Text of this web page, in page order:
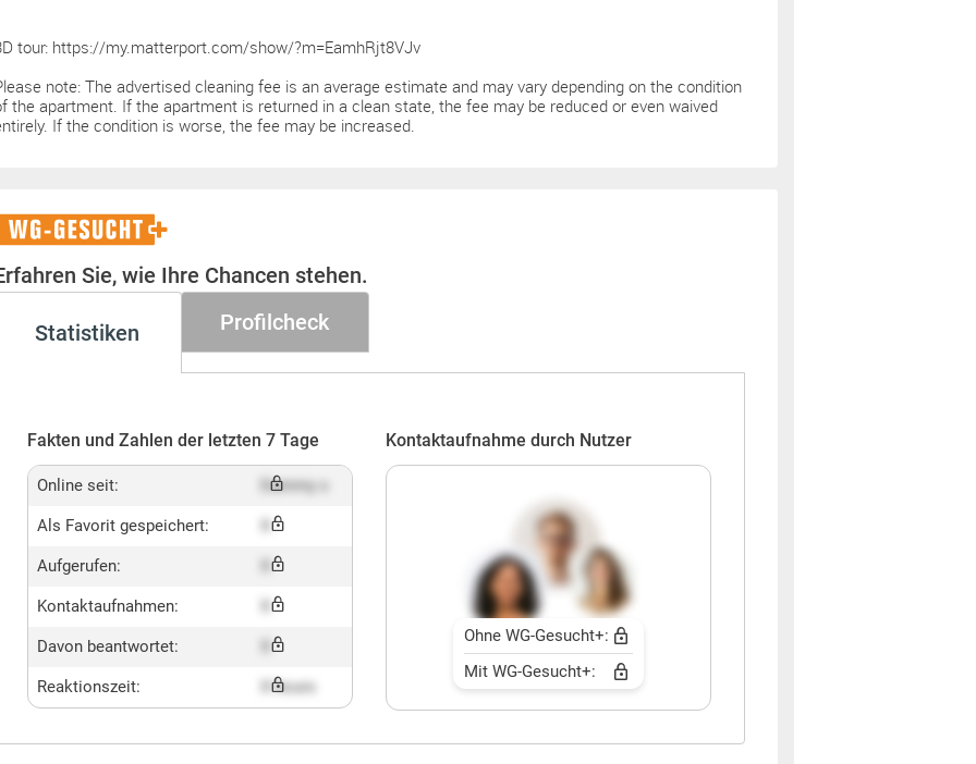
tour: https://my.matterport.com/show/?m=EamhRjt8VJv
note: The advertised cleaning fee is an average estimate and may vary depending on the condition
the apartment. If the apartment is returned in a clean state, the fee may be reduced or even waived
If the condition is worse, the fee may be increased.
Sie, wie Ihre Chancen stehen.
Statistiken Profilcheck
Fakten und Zahlen der letzten 7 Tage
Online seit: Dummy x
Als Favorit gespeichert:
Aufgerufen:
Kontaktaufnahmen:
Davon beantwortet:
Reaktionszeit: X hours
Kontaktaufnahme durch Nutzer
Ohne WG-Gesucht+:
Mit WG-Gesucht+: